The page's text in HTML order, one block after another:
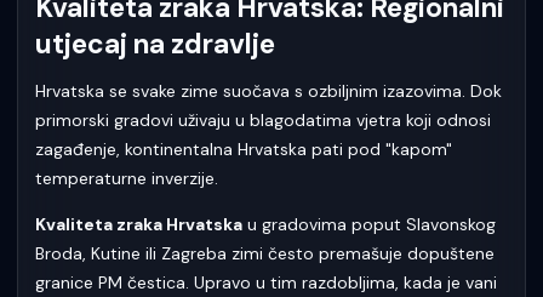
Kvaliteta zraka Hrvatska: Regionalni
utjecaj na zdravlje
Hrvatska se svake zime suočava s ozbiljnim izazovima. Dok
primorski gradovi uživaju u blagodatima vjetra koji odnosi
zagađenje, kontinentalna Hrvatska pati pod "kapom"
temperaturne inverzije.
Kvaliteta zraka Hrvatska u gradovima poput Slavonskog
Broda, Kutine ili Zagreba zimi često premašuje dopuštene
granice PM čestica. Upravo u tim razdobljima, kada je vani